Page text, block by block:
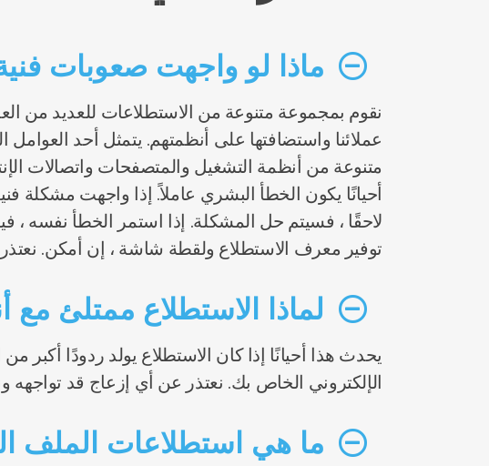
ماذا لو واجهت صعوبات
نقوم بمجموعة متنوعة من الاستطلاعات للعديد من
عملائنا واستضافتها على أنظمتهم. يتمثل أحد
متنوعة من أنظمة التشغيل والمتصفحات واتصالات
أحيانًا يكون الخطأ البشري عاملاً. إذا واجهت مشكلة
لاحقًا ، فسيتم حل المشكلة. إذا استمر الخطأ نفسه ،
توفير معرف الاستطلاع ولقطة شاشة ، إن أمكن.
لماذا الاستطلاع ممتلئ مع
يحدث هذا أحيانًا إذا كان الاستطلاع يولد ردودًا أكبر
الإلكتروني الخاص بك. نعتذر عن أي إزعاج قد
ما هي استطلاعات الملف